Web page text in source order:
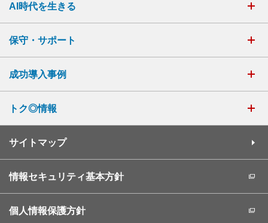
AI時代を生きる
保守・サポート
成功導入事例
トク◎情報
サイトマップ
情報セキュリティ基本方針
個人情報保護方針